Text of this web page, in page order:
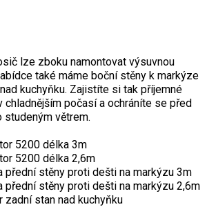
lze zboku namontovat výsuvnou
také máme boční stěny k markýze
kuchyňku. Zajistíte si tak příjemné
chladnějším počasí a ochráníte se před
studeným větrem.
5200 délka 3m
5200 délka 2,6m
přední stěny proti dešti na markýzu 3m
přední stěny proti dešti na markýzu 2,6m
zadní stan nad kuchyňku